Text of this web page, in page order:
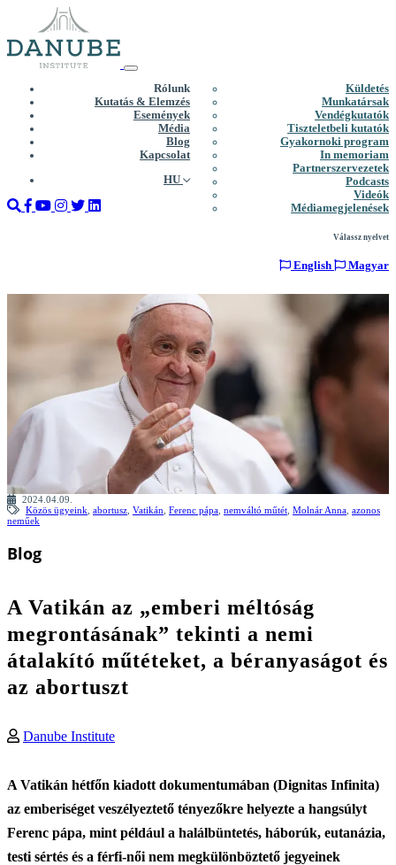
Rólunk
Küldetés
Munkatársak
Vendégkutatók
Tiszteletbeli kutatók
Gyakornoki program
In memoriam
Partnerszervezetek
Kutatás & Elemzés
Események
Média
Podcasts
Videók
Médiamegjelenések
Blog
Kapcsolat
HU
Válassz nyelvet
English Magyar
2024.04.09.
Közös ügyeink abortusz Vatikán Ferenc pápa nemváltó műtét Molnár Anna azonos
neműek
Blog
A Vatikán az „emberi méltóság
megrontásának” tekinti a nemi
átalakító műtéteket, a béranyaságot és
az abortuszt
Danube Institute
A Vatikán hétfőn kiadott dokumentumában (Dignitas Infinita)
az emberiséget veszélyeztető tényezőkre helyezte a hangsúlyt
Ferenc pápa, mint például a halálbüntetés, háborúk, eutanázia,
testi sértés és a férfi-női nem megkülönböztető jegyeinek